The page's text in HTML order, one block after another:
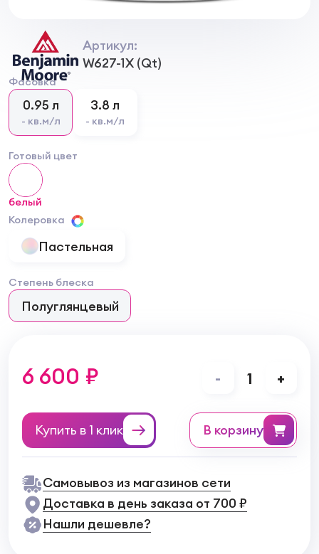
Артикул:
W627-1Х (Qt)
Фасовка
0.95 л
- кв.м/л
3.8 л
- кв.м/л
Готовый цвет
белый
Колеровка
Пастельная
Степень блеска
Полуглянцевый
6 600 ₽ - 1 +
Купить в 1 клик в корзину
Самовывоз из магазинов сети
Доставка в день заказа от 700 ₽
Нашли дешевле?